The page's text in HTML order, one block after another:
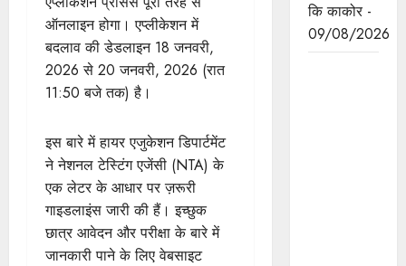
ऑनलाइन होगा। एप्लीकेशन में
बदलाव की डेडलाइन 18 जनवरी,
2026 से 20 जनवरी, 2026 (रात
11:50 बजे तक) है।
इस बारे में हायर एजुकेशन डिपार्टमेंट
ने नेशनल टेस्टिंग एजेंसी (NTA) के
एक लेटर के आधार पर ज़रूरी
गाइडलाइंस जारी की हैं। इच्छुक
छात्र आवेदन और परीक्षा के बारे में
जानकारी पाने के लिए वेबसाइट
कि काकोर -
09/08/2026